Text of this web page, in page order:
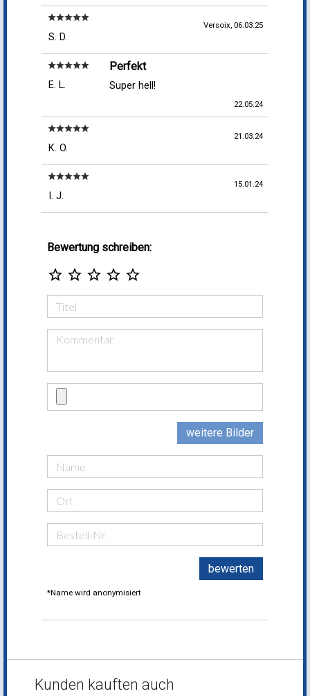
starstarstarstarstar
S. D.
Versoix, 06.03.25
starstarstarstarstar
E. L.
Perfekt
Super hell!
22.05.24
starstarstarstarstar
K. O.
21.03.24
starstarstarstarstar
I. J.
15.01.24
Bewertung schreiben:
star_border star_border star_border star_border star_border
weitere Bilder
bewerten
*Name wird anonymisiert
Kunden kauften auch